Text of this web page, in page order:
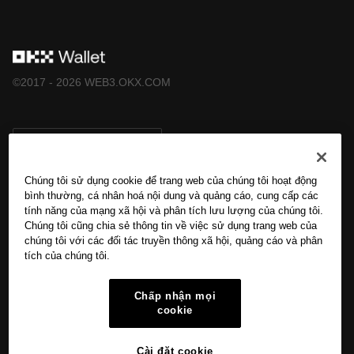
©2017 - 2026 WEB3.OKX.COM
Tìm hiểu thêm về OKX Web3
Sản phẩm
Chúng tôi sử dụng cookie để trang web của chúng tôi hoạt động
bình thường, cá nhân hoá nội dung và quảng cáo, cung cấp các
tính năng của mạng xã hội và phân tích lưu lượng của chúng tôi.
Chúng tôi cũng chia sẻ thông tin về việc sử dụng trang web của
chúng tôi với các đối tác truyền thông xã hội, quảng cáo và phân
tích của chúng tôi.
Chấp nhận mọi
cookie
Cài đặt cookie